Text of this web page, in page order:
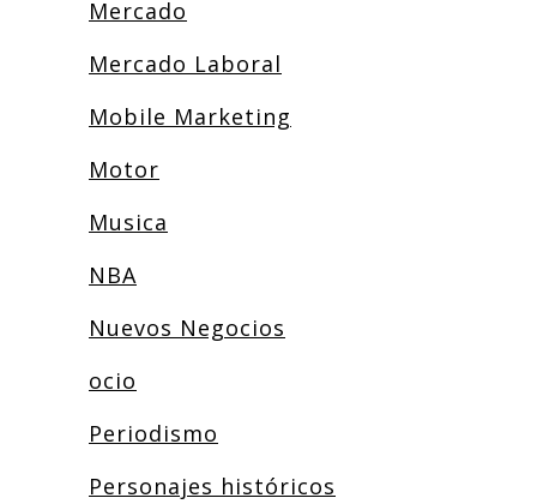
Mercado
Mercado Laboral
Mobile Marketing
Motor
Musica
NBA
Nuevos Negocios
ocio
Periodismo
Personajes históricos